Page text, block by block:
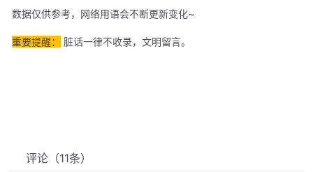
数据仅供参考，网络用语会不断更新变化~
重要提醒： 脏话一律不收录，文明留言。
评论 （11条）